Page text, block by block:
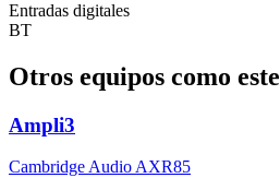
Entradas digitales
BT
Otros equipos como este
Ampli3
Cambridge Audio AXR85